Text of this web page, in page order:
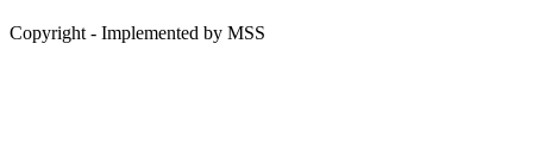
Copyright - Implemented by MSS